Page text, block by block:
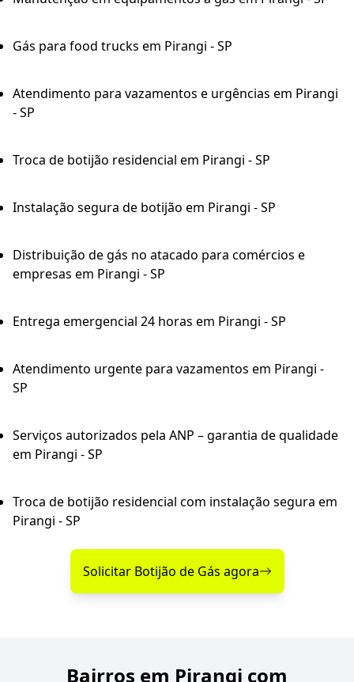
Gás para food trucks em Pirangi - SP
Atendimento para vazamentos e urgências em Pirangi
- SP
Troca de botijão residencial em Pirangi - SP
Instalação segura de botijão em Pirangi - SP
Distribuição de gás no atacado para comércios e
empresas em Pirangi - SP
Entrega emergencial 24 horas em Pirangi - SP
Atendimento urgente para vazamentos em Pirangi -
SP
Serviços autorizados pela ANP – garantia de qualidade
em Pirangi - SP
Troca de botijão residencial com instalação segura em
Pirangi - SP
Solicitar Botijão de Gás agora
Bairros em Pirangi com